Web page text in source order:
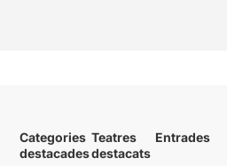
Categories
destacades
Teatres
destacats
Entrades